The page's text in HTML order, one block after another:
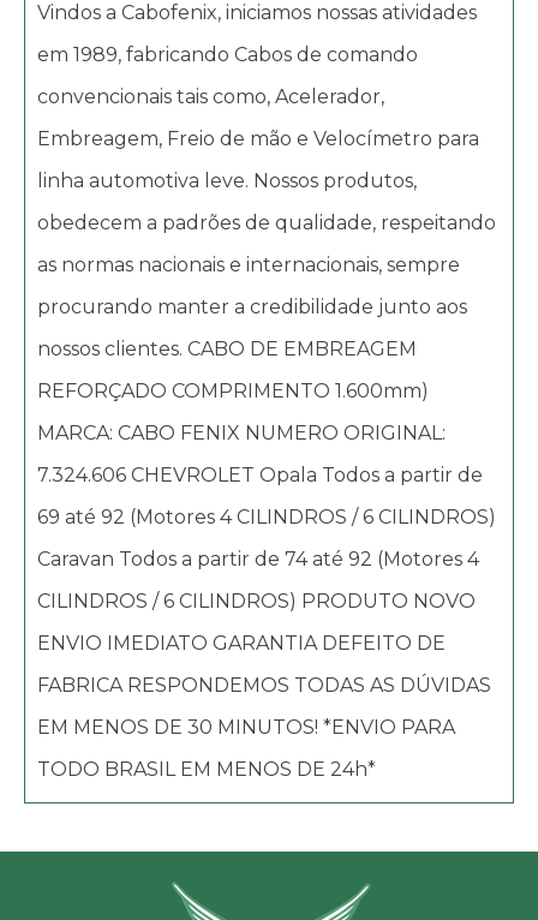
Vindos a Cabofenix, iniciamos nossas atividades
em 1989, fabricando Cabos de comando
convencionais tais como, Acelerador,
Embreagem, Freio de mão e Velocímetro para
linha automotiva leve. Nossos produtos,
obedecem a padrões de qualidade, respeitando
as normas nacionais e internacionais, sempre
procurando manter a credibilidade junto aos
nossos clientes. CABO DE EMBREAGEM
REFORÇADO COMPRIMENTO 1.600mm)
MARCA: CABO FENIX NUMERO ORIGINAL:
7.324.606 CHEVROLET Opala Todos a partir de
69 até 92 (Motores 4 CILINDROS / 6 CILINDROS)
Caravan Todos a partir de 74 até 92 (Motores 4
CILINDROS / 6 CILINDROS) PRODUTO NOVO
ENVIO IMEDIATO GARANTIA DEFEITO DE
FABRICA RESPONDEMOS TODAS AS DÚVIDAS
EM MENOS DE 30 MINUTOS! *ENVIO PARA
TODO BRASIL EM MENOS DE 24h*